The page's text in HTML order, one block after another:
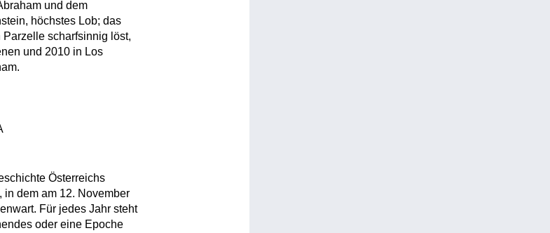
und dem
höchstes Lob; das
scharfsinnig löst,
und 2010 in Los
Österreichs
in dem am 12. November
Für jedes Jahr steht
oder eine Epoche